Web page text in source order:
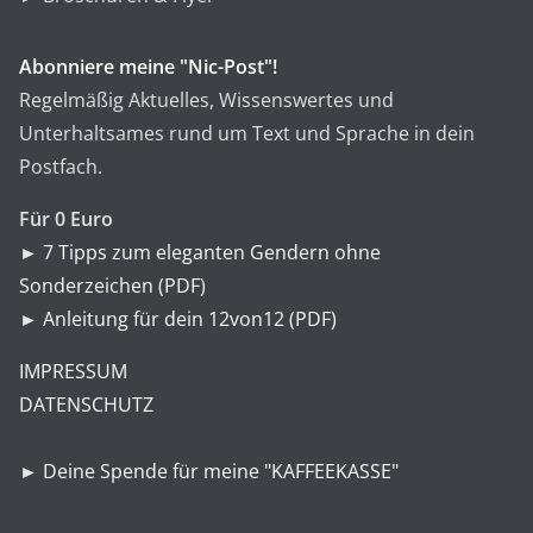
Abonniere meine "Nic-Post"!
Regelmäßig Aktuelles, Wissenswertes und
Unterhaltsames rund um Text und Sprache in dein
Postfach.
Für 0 Euro
► 7 Tipps zum eleganten Gendern ohne
Sonderzeichen (PDF)
► Anleitung für dein 12von12 (PDF)
IMPRESSUM
DATENSCHUTZ
► Deine Spende für meine "KAFFEEKASSE"